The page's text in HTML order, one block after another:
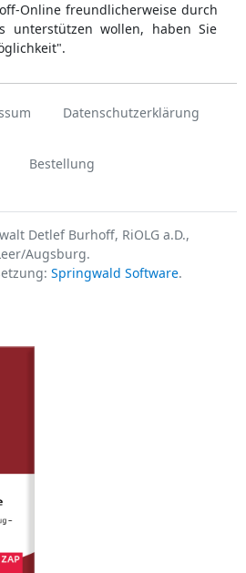
Online freundlicherweise durch
unterstützen wollen, haben Sie
Datenschutzerklärung
Bestellung
Detlef Burhoff, RiOLG a.D.,
Augsburg.
Springwald Software.